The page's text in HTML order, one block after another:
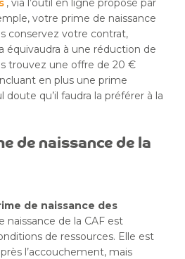
, via l’outil en ligne proposé par
votre prime de naissance
conservez votre contrat,
équivaudra à une réduction de
trouvez une offre de 20 €
en plus une prime
qu’il faudra la préférer à la
de naissance de la
de naissance des
naissance de la CAF est
de ressources. Elle est
l’accouchement, mais